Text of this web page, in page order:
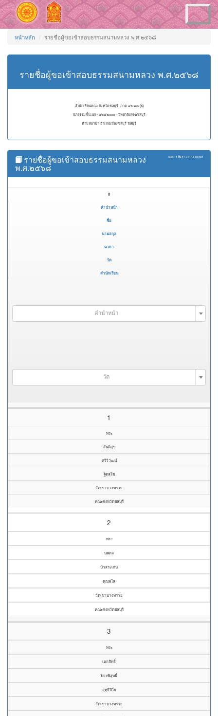
Toggle
navigation
หน้าหลัก รายชื่อผู้ขอเข้าสอบธรรมสนามหลวง พ.ศ.๒๕๖๘
รายชื่อผู้ขอเข้าสอบธรรมสนามหลวง พ.ศ.๒๕๖๘
สำนักเรียนคณะจังหวัดชลบุรี ภาค ๑๒-๑๓ (ธ)
นักธรรมชั้นเอก - ๖๒๕๒๐๐๑ - วิทยาลัยสงฆ์ชลบุรี
ตำบลนาป่า อำเภอเมืองชลบุรี ชลบุรี
แสดง 1 ถึง 17 จาก 17 ผลลัพธ์
รายชื่อผู้ขอเข้าสอบธรรมสนามหลวง
พ.ศ.๒๕๖๘
#
คำนำหน้า
ชื่อ
นามสกุล
ฉายา
วัด
สำนักเรียน
คำนำหน้า
วัด
1
พระ
สันติสุข
ศรีวิวัฒน์
ฐิตสุโข
วัดเขาบางทราย
คณะจังหวัดชลบุรี
2
พระ
นพดล
บัวสระเกษ
คุณพโล
วัดเขาบางทราย
คณะจังหวัดชลบุรี
3
พระ
เอกสิทธิ์
ปิยะพิสุทธิ์
สุทฺธิปิโย
วัดเขาบางทราย